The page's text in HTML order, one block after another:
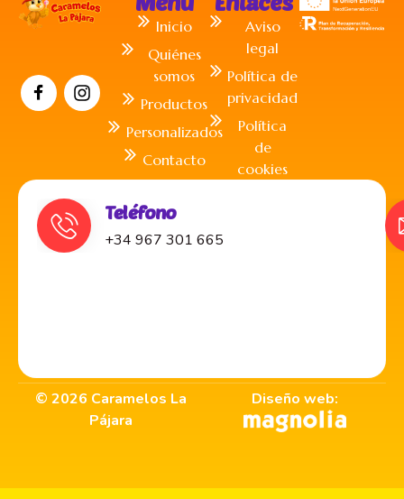
Teléfono
+34 967 301 665
Inicio
Quiénes
somos
Productos
Personalizados
Contacto
Aviso
legal
Política de
privacidad
Política
de
cookies
© 2026 Caramelos La
Pájara
Diseño web: